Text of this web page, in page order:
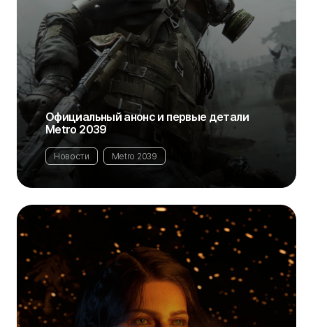
Официальный анонс и первые детали
Metro 2039
Новости Metro 2039